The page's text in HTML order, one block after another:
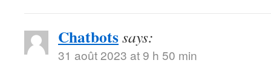
Chatbotssays:
31 août 2023 at 9 h 50 min